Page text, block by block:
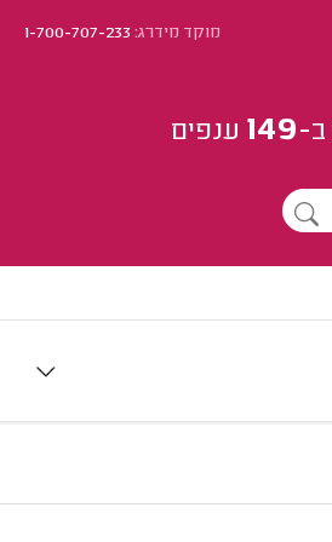
מוקד מידרג:1-700-707-233
ב-149 ענפים